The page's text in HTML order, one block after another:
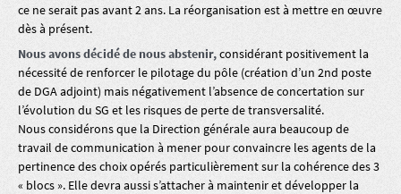
ce ne serait pas avant 2 ans. La réorganisation est à mettre en œuvre
dès à présent.
Nous avons décidé de nous abstenir,considérant positivement la
nécessité de renforcer le pilotage du pôle (création d’un 2nd poste
de DGA adjoint) mais négativement l’absence de concertation sur
l’évolution du SG et les risques de perte de transversalité.
Nous considérons que la Direction générale aura beaucoup de
travail de communication à mener pour convaincre les agents de la
pertinence des choix opérés particulièrement sur la cohérence des 3
« blocs ». Elle devra aussi s’attacher à maintenir et développer la